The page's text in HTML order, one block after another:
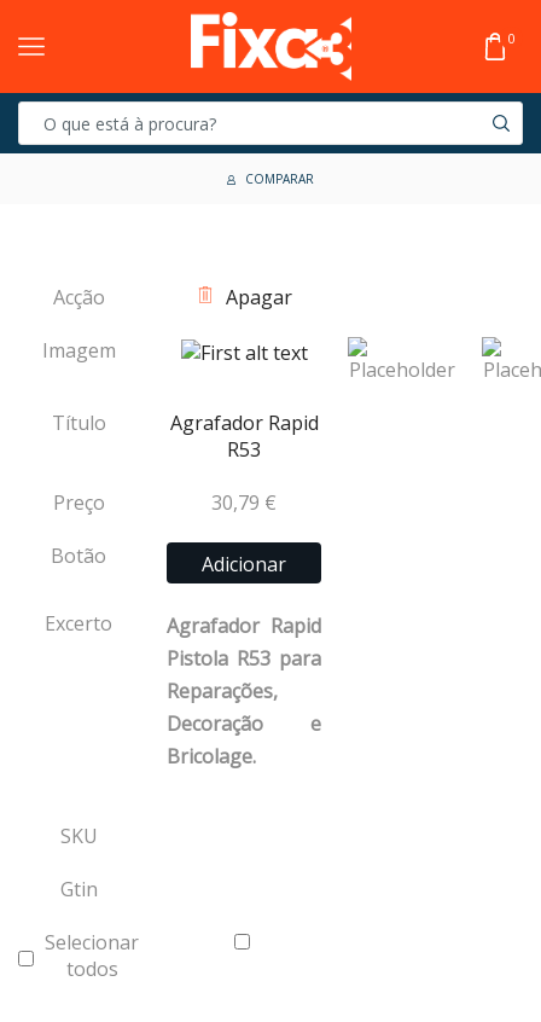
0
COMPARAR
Acção
Apagar
Imagem
Título
Agrafador Rapid
R53
Preço
30,79 €
Botão
Adicionar
Excerto
Agrafador Rapid
Pistola R53 para
Reparações,
Decoração e
Bricolage.
SKU
Gtin
Selecionar
todos